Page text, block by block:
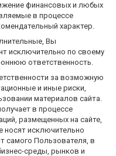
финансовых и любых
в процессе
характер.
Вы
исключительно по своему
ответственность.
за возможную
и иные риски,
материалов сайта.
в процессе
размещенных на сайте,
носят исключительно
самого Пользователя, в
среды, рынков и